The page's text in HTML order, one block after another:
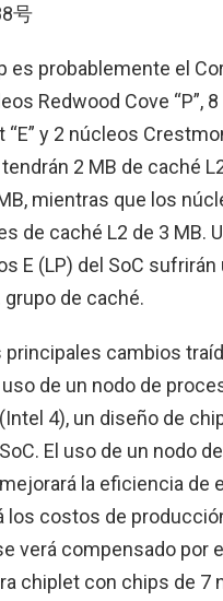
号
es probablemente el
Redwood Cove “P”,
y 2 núcleos
2 MB de caché
mientras que los
de caché L2 de 3 MB.
E (LP) del SoC sufrirán
grupo de caché.
principales cambios
uso de un nodo de
4), un diseño de
El uso de un nodo
la eficiencia de
los costos de
verá compensado por
chiplet con chips de 7